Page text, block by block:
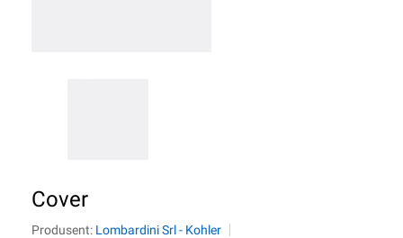
Cover
Produsent: Lombardini Srl - Kohler